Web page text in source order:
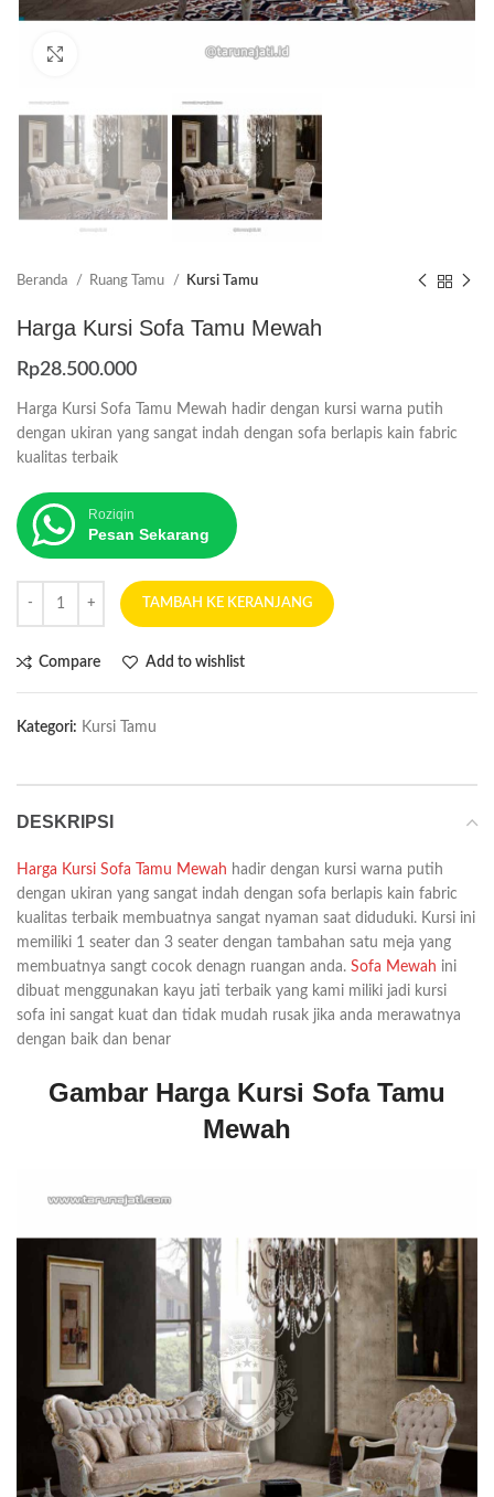
Beranda Ruang Tamu Kursi Tamu
Harga Kursi Sofa Tamu Mewah
Rp28.500.000
Harga Kursi Sofa Tamu Mewah hadir dengan kursi warna putih
dengan ukiran yang sangat indah dengan sofa berlapis kain fabric
kualitas terbaik
Roziqin
Pesan Sekarang
TAMBAH KE KERANJANG
Compare Add to wishlist
Kategori: Kursi Tamu
DESKRIPSI
Harga Kursi Sofa Tamu Mewah hadir dengan kursi warna putih
dengan ukiran yang sangat indah dengan sofa berlapis kain fabric
kualitas terbaik membuatnya sangat nyaman saat diduduki. Kursi ini
memiliki 1 seater dan 3 seater dengan tambahan satu meja yang
membuatnya sangt cocok denagn ruangan anda. Sofa Mewah ini
dibuat menggunakan kayu jati terbaik yang kami miliki jadi kursi
sofa ini sangat kuat dan tidak mudah rusak jika anda merawatnya
dengan baik dan benar
Gambar Harga Kursi Sofa Tamu
Mewah